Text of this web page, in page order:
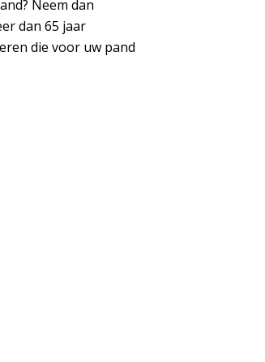
Neem dan
dan 65 jaar
die voor uw pand